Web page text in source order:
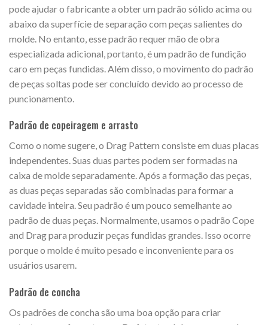
pode ajudar o fabricante a obter um padrão sólido acima ou
abaixo da superfície de separação com peças salientes do
molde. No entanto, esse padrão requer mão de obra
especializada adicional, portanto, é um padrão de fundição
caro em peças fundidas. Além disso, o movimento do padrão
de peças soltas pode ser concluído devido ao processo de
puncionamento.
Padrão de copeiragem e arrasto
Como o nome sugere, o Drag Pattern consiste em duas placas
independentes. Suas duas partes podem ser formadas na
caixa de molde separadamente. Após a formação das peças,
as duas peças separadas são combinadas para formar a
cavidade inteira. Seu padrão é um pouco semelhante ao
padrão de duas peças. Normalmente, usamos o padrão Cope
and Drag para produzir peças fundidas grandes. Isso ocorre
porque o molde é muito pesado e inconveniente para os
usuários usarem.
Padrão de concha
Os padrões de concha são uma boa opção para criar